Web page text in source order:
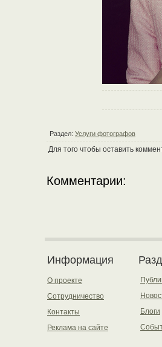
Раздел: Услуги фотографов
Для того чтобы оставить
Комментарии:
Информация
О проекте
Сотрудничество
Контакты
Реклама на сайте
Блоги